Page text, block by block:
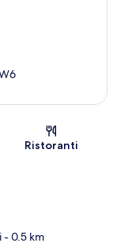
Ristoranti
- 0.5 km